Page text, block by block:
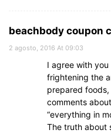
beachbody coupon
2 agosto, 2016 At 09:03
I agree with
frightening the
prepared
comments
“everything in
The truth about